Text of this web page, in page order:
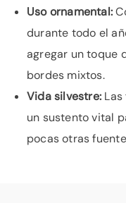
Uso ornamental:
durante todo el
agregar un toque
bordes mixtos.
Vida silvestre:
un sustento vital
pocas otras